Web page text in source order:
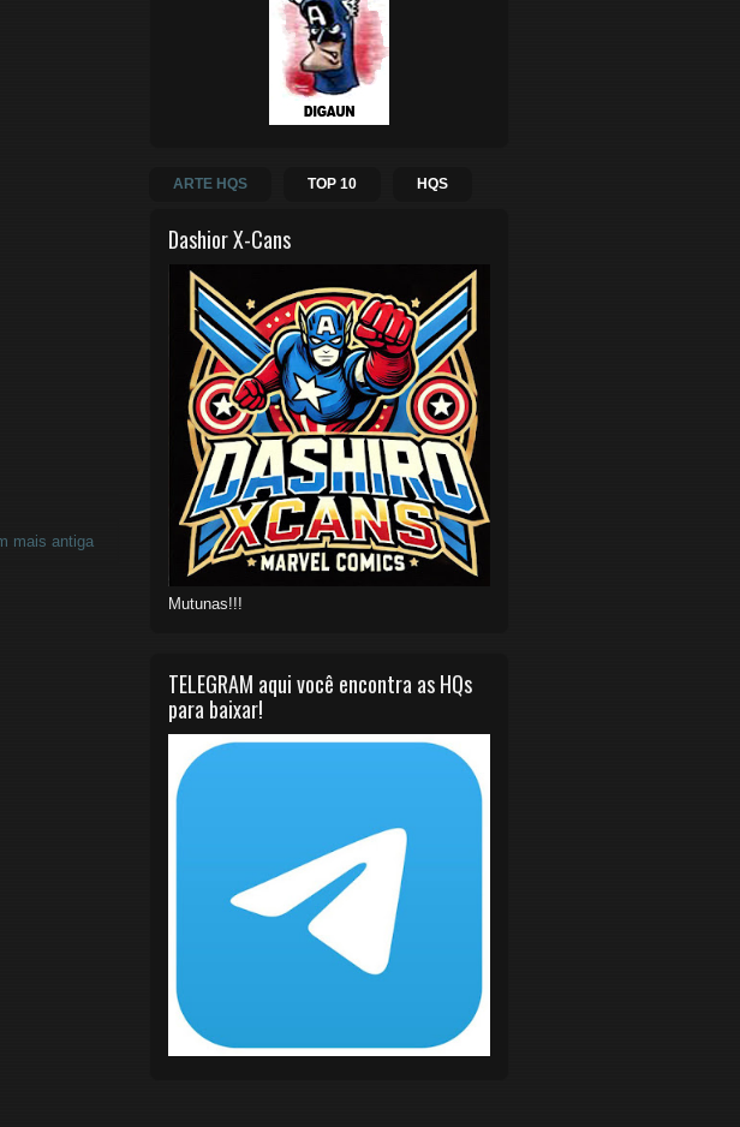
mais antiga
ARTE HQS TOP 10 HQS
Dashior X-Cans
Mutunas!!!
TELEGRAM aqui você encontra as HQs
para baixar!